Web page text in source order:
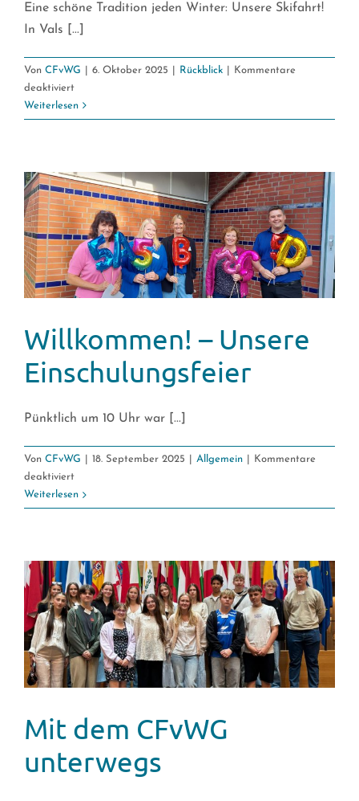
Eine schöne Tradition jeden Winter: Unsere Skifahrt!
In Vals [...]
Von CFvWG 6. Oktober 2025 Rückblick
Kommentare
deaktiviertfür
Im
Februar
die
Piste
Weiterlesen
Willkommen! – Unsere
Einschulungsfeier
Pünktlich um 10 Uhr war [...]
Von CFvWG 18. September 2025 Allgemein
Kommentare
deaktiviertfür
Willkommen!
–
Weiterlesen
Mit dem CFvWG
unterwegs